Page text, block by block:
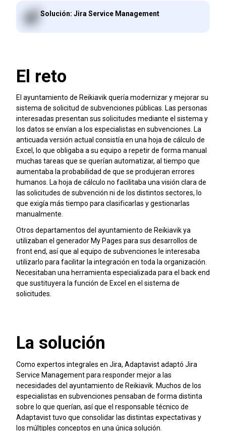
Solución: Jira Service Management
El reto
El ayuntamiento de Reikiavik quería modernizar y mejorar su
sistema de solicitud de subvenciones públicas. Las personas
interesadas presentan sus solicitudes mediante el sistema y
los datos se envían a los especialistas en subvenciones. La
anticuada versión actual consistía en una hoja de cálculo de
Excel, lo que obligaba a su equipo a repetir de forma manual
muchas tareas que se querían automatizar, al tiempo que
aumentaba la probabilidad de que se produjeran errores
humanos. La hoja de cálculo no facilitaba una visión clara de
las solicitudes de subvención ni de los distintos sectores, lo
que exigía más tiempo para clasificarlas y gestionarlas
manualmente.
Otros departamentos del ayuntamiento de Reikiavik ya
utilizaban el generador My Pages para sus desarrollos de
front end, así que al equipo de subvenciones le interesaba
utilizarlo para facilitar la integración en toda la organización.
Necesitaban una herramienta especializada para el back end
que sustituyera la función de Excel en el sistema de
solicitudes.
La solución
Como expertos integrales en Jira, Adaptavist adaptó Jira
Service Management para responder mejor a las
necesidades del ayuntamiento de Reikiavik. Muchos de los
especialistas en subvenciones pensaban de forma distinta
sobre lo que querían, así que el responsable técnico de
Adaptavist tuvo que consolidar las distintas expectativas y
los múltiples conceptos en una única solución.